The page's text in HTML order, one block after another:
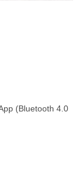
(Bluetooth 4.0